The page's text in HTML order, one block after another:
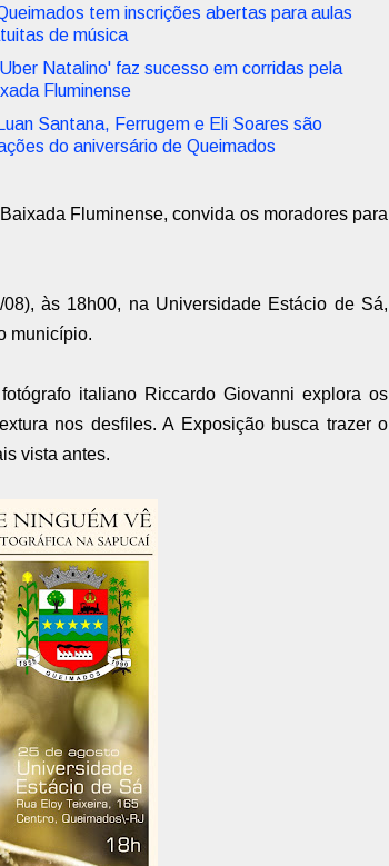
tem inscrições abertas para aulas
de música
Natalino' faz sucesso em corridas pela
Fluminense
Luan Santana, Ferrugem e Eli Soares são
do aniversário de Queimados
Fluminense, convida os moradores para
às 18h00, na Universidade Estácio de Sá,
município.
italiano Riccardo Giovanni explora os
nos desfiles. A Exposição busca trazer o
vista antes.